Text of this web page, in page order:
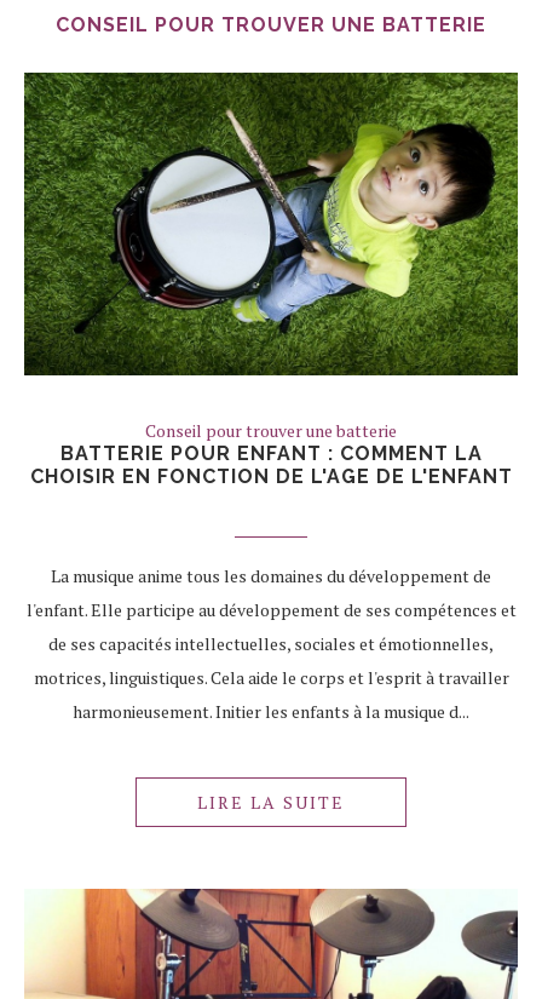
CONSEIL POUR TROUVER UNE BATTERIE
Conseil pour trouver une batterie
BATTERIE POUR ENFANT : COMMENT LA
CHOISIR EN FONCTION DE L'AGE DE L'ENFANT
La musique anime tous les domaines du développement de
l'enfant. Elle participe au développement de ses compétences et
de ses capacités intellectuelles, sociales et émotionnelles,
motrices, linguistiques. Cela aide le corps et l'esprit à travailler
harmonieusement. Initier les enfants à la musique d...
LIRE LA SUITE